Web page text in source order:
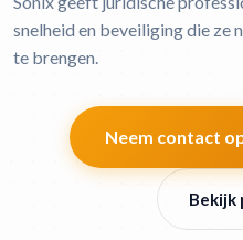
snelheid en beveiliging die ze
te brengen.
Neem contact
Bekijk